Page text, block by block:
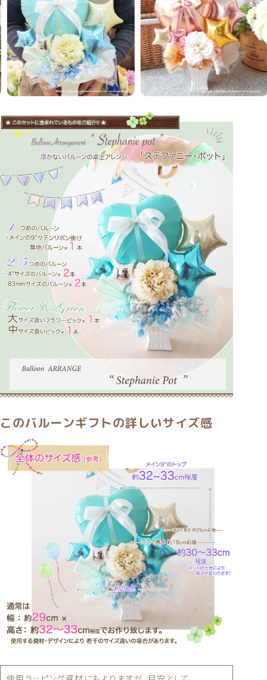
このバルーンギフトの詳しいサイズ感